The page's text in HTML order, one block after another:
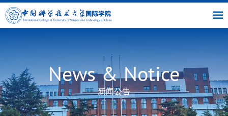
主
页
|
交
|
书
馆
|
接
English
News & Notice
新闻公告